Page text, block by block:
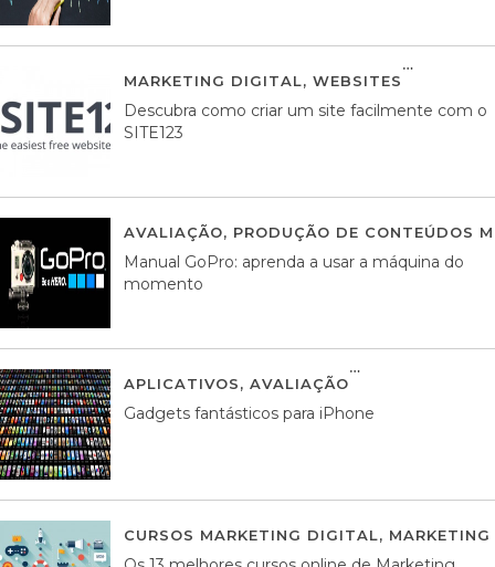
MARKETING DIGITAL, WEBSITES
Descubra como criar um site facilmente com o
SITE123
AVALIAÇÃO, PRODUÇÃO DE CONTEÚDOS
Manual GoPro: aprenda a usar a máquina do
momento
APLICATIVOS, AVALIAÇÃO
Gadgets fantásticos para iPhone
CURSOS MARKETING DIGITAL,